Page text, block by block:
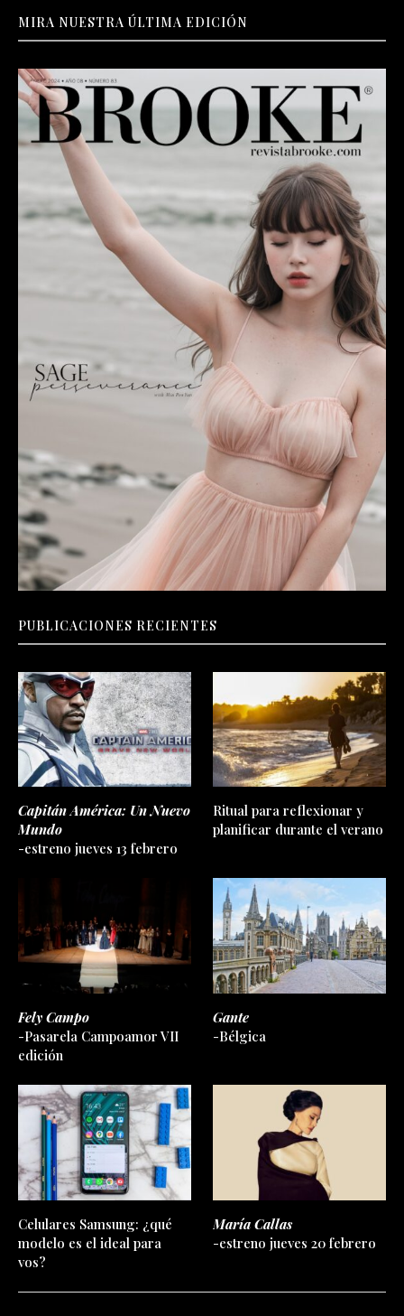
MIRA NUESTRA ÚLTIMA EDICIÓN
PUBLICACIONES RECIENTES
Capitán América: Un Nuevo
Mundo
-estreno jueves 13 febrero
Ritual para reflexionar y
planificar durante el verano
Fely Campo
-Pasarela Campoamor VII
edición
Gante
-Bélgica
Celulares Samsung: ¿qué
modelo es el ideal para
vos?
María Callas
-estreno jueves 20 febrero